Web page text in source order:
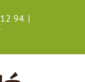
94 |